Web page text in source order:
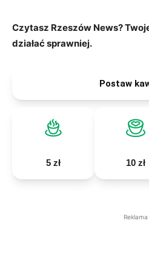
Czytasz Rzeszów News?
działać sprawniej.
Postaw
5 zł 10 zł
Reklama